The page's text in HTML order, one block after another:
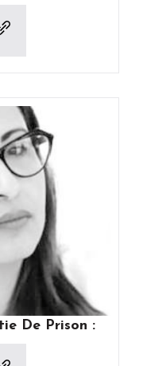
De Prison :